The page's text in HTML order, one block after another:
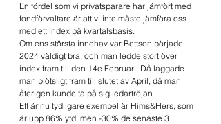
En fördel som vi privatsparare har jämfört med
fondförvaltare är att vi inte måste jämföra oss
med ett index på kvartalsbasis.
Om ens största innehav var Bettson började
2024 väldigt bra, och man ledde stort över
index fram till den 14e Februari. Då laggade
man plötsligt fram till slutet av April, då man
återigen kunde ta på sig ledartröjan.
Ett ännu tydligare exempel är Hims&Hers, som
är upp 86% ytd, men -30% de senaste 3